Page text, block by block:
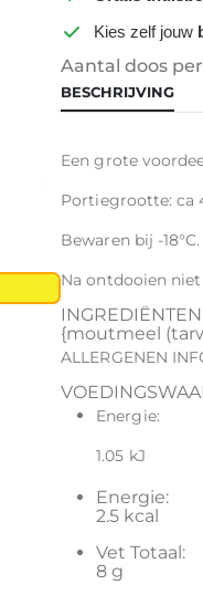
Kies zelf jouw
Aantal doos
BESCHRIJVING
Een grote
Portiegrootte: ca
Bewaren bij -18°C.
Na ontdooien
{moutmeel
ALLERGENEN
Energie:
1.05 kJ
Energie:
2.5 kcal
Vet Totaal:
8 g